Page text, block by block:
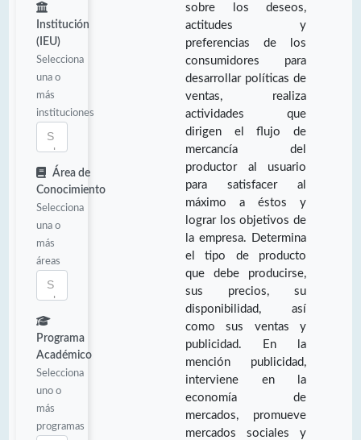
Institución
(IEU)
Selecciona
una o
más
instituciones
Área de
Conocimiento
Selecciona
una o
más
áreas
Programa
Académico
Selecciona
uno o
más
programas
sobre los deseos,
actitudes y
preferencias de los
consumidores para
desarrollar políticas de
ventas, realiza
actividades que
dirigen el flujo de
mercancía del
productor al usuario
para satisfacer al
máximo a éstos y
lograr los objetivos de
la empresa. Determina
el tipo de producto
que debe producirse,
sus precios, su
disponibilidad, así
como sus ventas y
publicidad. En la
mención publicidad,
interviene en la
economía de
mercados, promueve
mercados sociales y